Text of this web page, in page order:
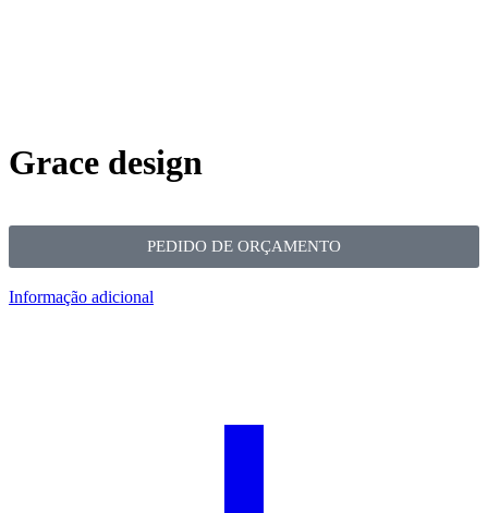
Grace design
PEDIDO DE ORÇAMENTO
Informação adicional